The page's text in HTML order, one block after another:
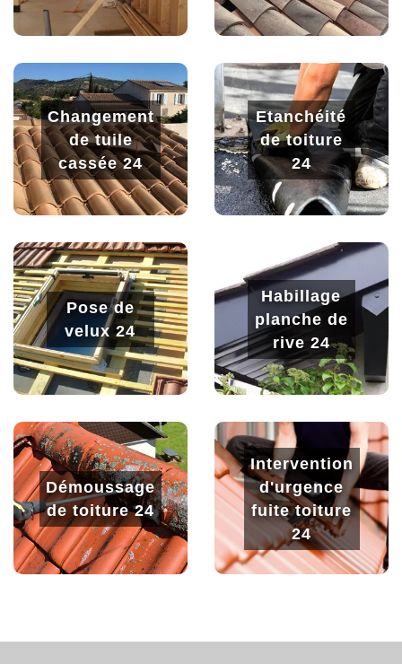
Changement
de tuile
cassée 24
Etanchéité
de toiture
24
Pose de
velux 24
Habillage
planche de
rive 24
Démoussage
de toiture 24
Intervention
d'urgence
fuite toiture
24